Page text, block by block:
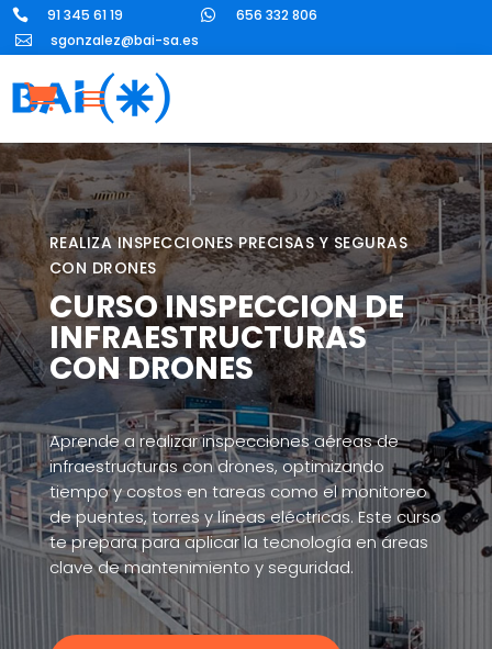
 91 345 61 19  656 332 806
 sgonzalez@bai-sa.es
REALIZA INSPECCIONES PRECISAS Y SEGURAS
CON DRONES
CURSO INSPECCION DE
INFRAESTRUCTURAS
CON DRONES
Aprende a realizar inspecciones aéreas de
infraestructuras con drones, optimizando
tiempo y costos en tareas como el monitoreo
de puentes, torres y líneas eléctricas. Este curso
te prepara para aplicar la tecnología en áreas
clave de mantenimiento y seguridad.